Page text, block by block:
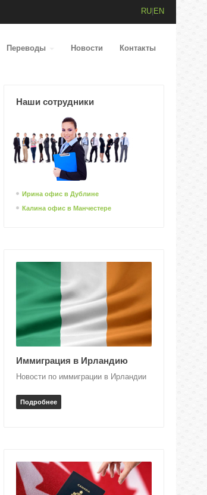
RU EN
Переводы Новости Контакты
Наши сотрудники
Ирина офис в Дублине
Калина офис в Манчестере
Иммиграция в Ирландию
Новости по иммиграции в Ирландии
Подробнее